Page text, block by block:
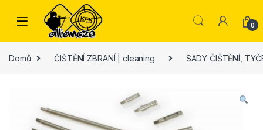
Skip to navigation
Skip to content
0
Domů ČIŠTĚNÍ ZBRANÍ | cleaning SADY ČIŠTĚNÍ,